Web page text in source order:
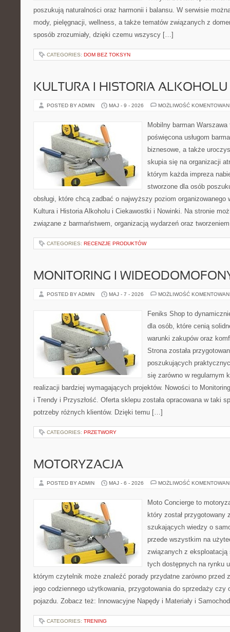
poszukują naturalności oraz harmonii i balansu. W serwisie
mody, pielęgnacji, wellness, a także tematów związanych z
sposób zrozumiały, dzięki czemu wszyscy […]
CATEGORIES: DOM BEZ TOKSYN
KULTURA I HISTORIA ALKOHOLU
POSTED BY ADMIN MAJ - 9 - 2026 MOŻLIWOŚĆ
Mobilny barman
poświęcona usługom
biznesowe, a także
skupia się na organizacji
którym każda impreza
stworzone dla osób
obsługi, które chcą zadbać o najwyższy poziom organizowanego
Kultura i Historia Alkoholu i Ciekawostki i Nowinki. Na stronie
związane z barmaństwem, organizacją wydarzeń oraz
CATEGORIES: RECENZJE PRODUKTÓW
MONITORING I
POSTED BY ADMIN MAJ - 7 - 2026 MOŻLIWOŚĆ
Feniks Shop to
dla osób, które cenią
warunki zakupów oraz
Strona została
poszukujących
się zarówno w regularnym
realizacji bardziej wymagających projektów. Nowości to
i Trendy i Przyszłość. Oferta sklepu została opracowana w taki
potrzeby różnych klientów. Dzięki temu […]
CATEGORIES: PRZETWORY
MOTORYZACJA
POSTED BY ADMIN MAJ - 6 - 2026 MOŻLIWOŚĆ
Moto Concierge to
który został przygotowany
szukających wiedzy o
przede wszystkim na
związanych z eksploatacją
tych dostępnych na rynku
którym czytelnik może znaleźć porady przydatne zarówno przed
jego codziennego użytkowania, przygotowania do sprzedaży czy
pojazdu. Zobacz też: Innowacyjne Napędy i Materiały i
CATEGORIES: TRENING